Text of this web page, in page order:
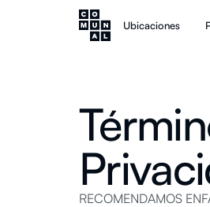
Ubicaciones
RECOMENDAMOS